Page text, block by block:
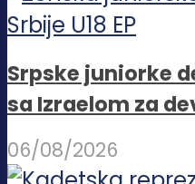
Srpske juniorke
sa Izraelom za
06/08/2026